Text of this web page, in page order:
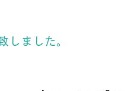
しました。